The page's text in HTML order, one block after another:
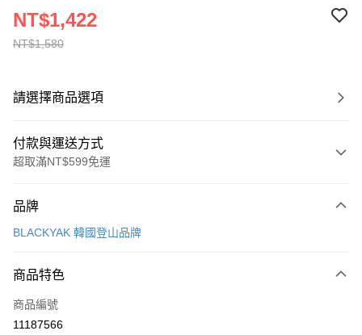
NT$1,580
NT$1,422
請選擇商品選項
付款與運送方式
超取滿NT$599免運
信用卡一次付款
LINE Pay
Apple Pay
品牌
BLACKYAK 韓國登山品牌
商品特色
商品編號
11187566